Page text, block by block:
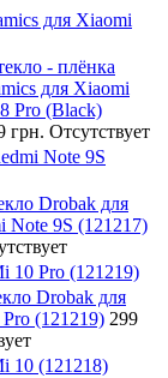
для Xiaomi
- плёнка
для Xiaomi
Pro (Black)
грн. Отсутствует
Note 9S
Drobak для
Note 9S (121217)
10 Pro (121219)
Drobak для
(121219) 299
10 (121218)